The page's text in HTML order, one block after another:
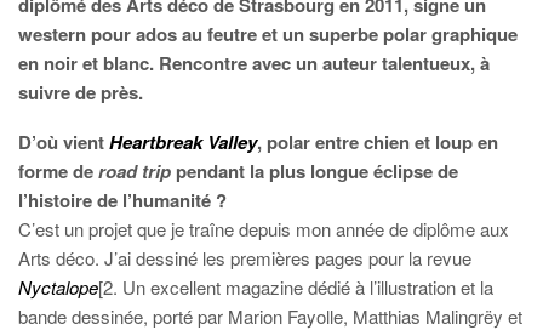
western pour ados au feutre et un superbe polar graphique
en noir et blanc. Rencontre avec un auteur talentueux, à
suivre de près.
D’où vientHeartbreak Valley, polar entre chien et loup en
forme deroad trip pendant la plus longue éclipse de
l’histoire de l’humanité ?
C’est un projet que je traîne depuis mon année de diplôme aux
Arts déco. J’ai dessiné les premières pages pour la revue
Nyctalope[2. Un excellent magazine dédié à l’illustration et la
bande dessinée, porté par Marion Fayolle, Matthias Malingrëy et